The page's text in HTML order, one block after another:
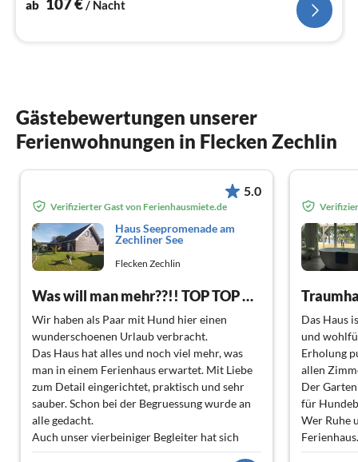
ab 107€/ Nacht
Gästebewertungen unserer
Ferienwohnungen in Flecken Zechlin
5.0
Verifizierter Gast von Ferienhausmiete.de
Haus Seepromenade am
Zechliner See
Flecken Zechlin
Was will man mehr??!! TOP TOP TOP
Wir haben als Paar mit Hund hier einen
wunderschoenen Urlaub verbracht.
Das Haus hat alles und noch viel mehr, was
man in einem Ferienhaus erwartet. Mit Liebe
zum Detail eingerichtet, praktisch und sehr
sauber. Schon bei der Begruessung wurde an
alle gedacht.
Auch unser vierbeiniger Begleiter hat sich
rund um wohlgefuehlt, konnte er sich dank
Das Haus
und
Erholung
allen
Der
für
Wer Ruhe
Ferienhaus.